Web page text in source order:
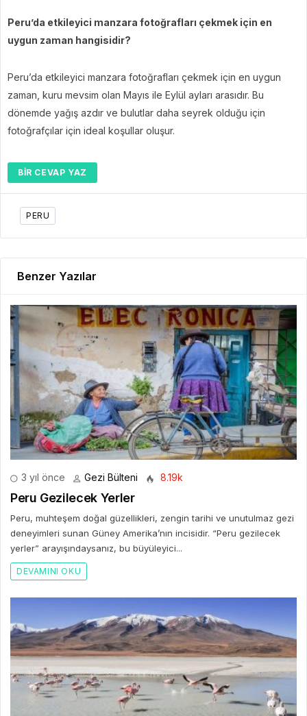
Peru’da etkileyici manzara fotoğrafları çekmek için en
uygun zaman hangisidir?
Peru’da etkileyici manzara fotoğrafları çekmek için en uygun
zaman, kuru mevsim olan Mayıs ile Eylül ayları arasıdır. Bu
dönemde yağış azdır ve bulutlar daha seyrek olduğu için
fotoğrafçılar için ideal koşullar oluşur.
BIR CEVAP YAZ
PERU
Benzer Yazılar
3 yıl önce Gezi Bülteni 8.19k
Peru Gezilecek Yerler
Peru, muhteşem doğal güzellikleri, zengin tarihi ve unutulmaz gezi
deneyimleri sunan Güney Amerika’nın incisidir. “Peru gezilecek
yerler” arayışındaysanız, bu büyüleyici...
DEVAMINI OKU